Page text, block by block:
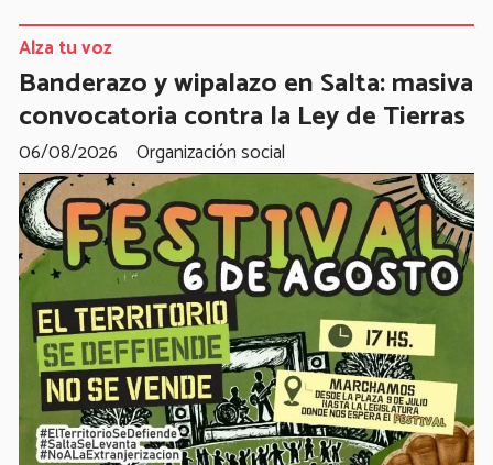
Banderazo y wipalazo en Salta: masiva
convocatoria contra la Ley de Tierras
Organización social
Alza tu voz
06/08/2026